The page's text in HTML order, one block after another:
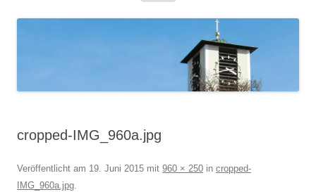
cropped-IMG_960a.jpg
Veröffentlicht am 19. Juni 2015 mit 960 × 250 in cropped-
IMG_960a.jpg.